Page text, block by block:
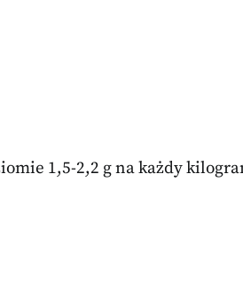
1,5-2,2 g na każdy